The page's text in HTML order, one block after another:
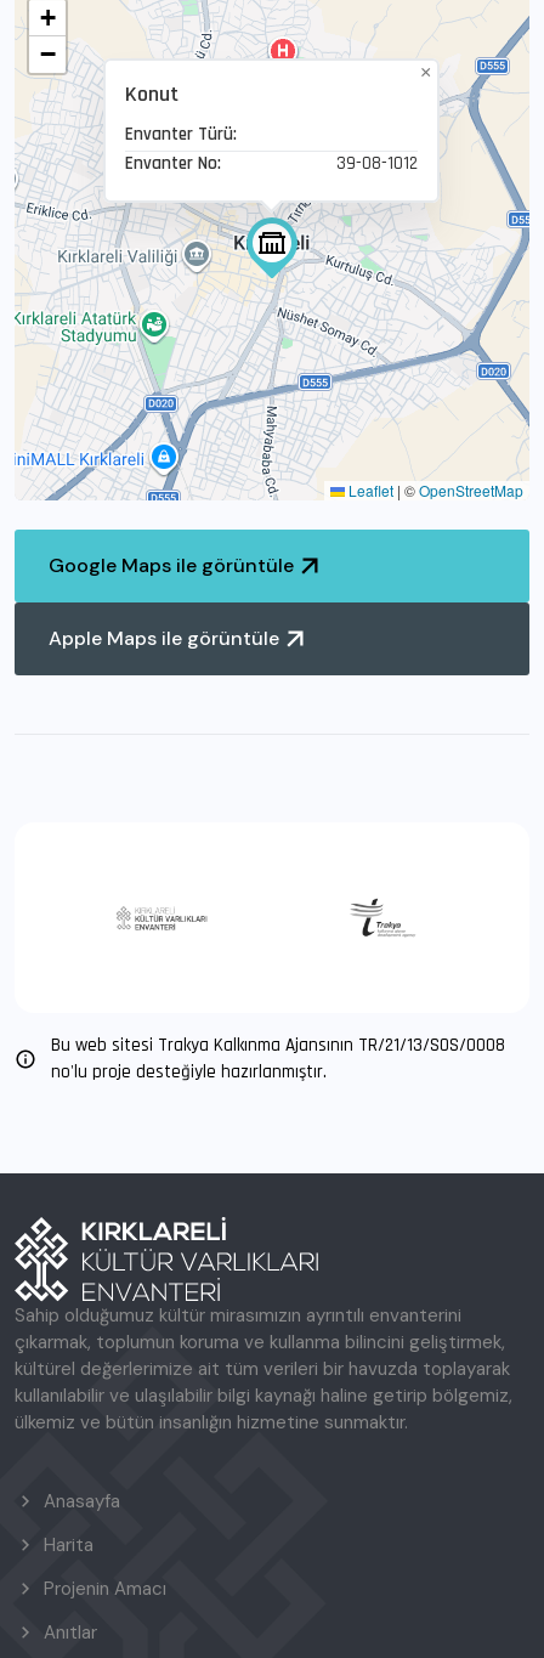
Konut
Envanter Türü:
Envanter No:
39-08-1012
×
+
−
Leaflet | ©OpenStreetMap
Google Maps ile görüntüle
Apple Maps ile görüntüle
Bu web sitesi Trakya Kalkınma Ajansının TR/21/13/SOS/O008
no'lu proje desteğiyle hazırlanmıştır.
Sahip olduğumuz kültür mirasımızın ayrıntılı envanterini
çıkarmak, toplumun koruma ve kullanma bilincini geliştirmek,
kültürel değerlerimize ait tüm verileri bir havuzda toplayarak
kullanılabilir ve ulaşılabilir bilgi kaynağı haline getirip bölgemiz,
ülkemiz ve bütün insanlığın hizmetine sunmaktır.
Anasayfa
Harita
Projenin Amacı
Anıtlar